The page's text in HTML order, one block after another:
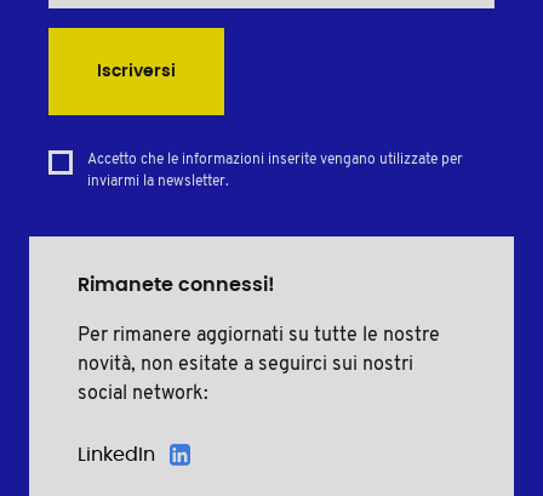
Iscriversi
Accetto che le informazioni inserite vengano utilizzate per
inviarmi la newsletter.
Rimanete connessi!
Per rimanere aggiornati su tutte le nostre
novità, non esitate a seguirci sui nostri
social network:
LinkedIn